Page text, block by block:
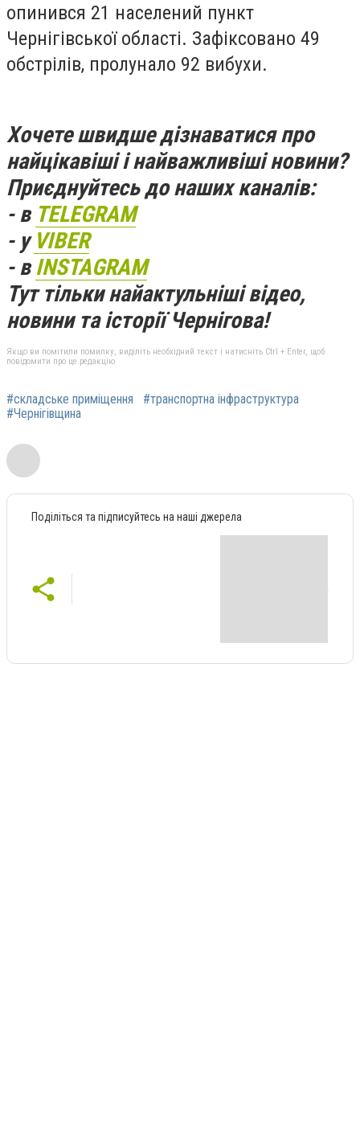
опинився 21 населений пункт
Чернігівської області. Зафіксовано 49
обстрілів, пролунало 92 вибухи.
Хочете швидше дізнаватися про
найцікавіші і найважливіші новини?
Приєднуйтесь до наших каналів:
- в TELEGRAM
- у VIBER
- вINSTAGRAM
Тут тільки найактульніші відео,
новини та історії Чернігова!
Якщо ви помітили помилку, виділіть необхідний текст і натисніть Ctrl + Enter, щоб
повідомити про це редакцію
#складське приміщення
#транспортна інфраструктура
#Чернігівщина
Поділіться та підписуйтесь на наші джерела